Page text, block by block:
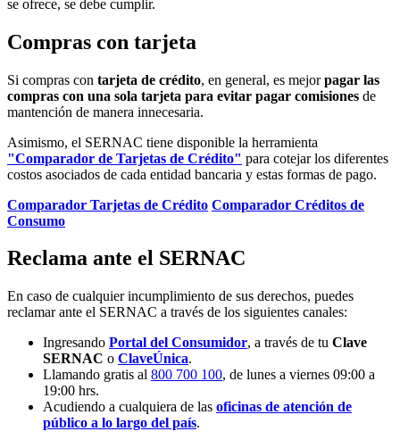
se ofrece, se debe cumplir.
Compras con tarjeta
Si compras con tarjeta de crédito, en general, es mejorpagar las
compras con una sola tarjeta para evitar pagar comisiones de
mantención de manera innecesaria.
Asimismo, el SERNAC tiene disponible la herramienta
"Comparador de Tarjetas de Crédito" para cotejar los diferentes
costos asociados de cada entidad bancaria y estas formas de pago.
Comparador Tarjetas de Crédito Comparador Créditos de
Consumo
Reclama ante el SERNAC
En caso de cualquier incumplimiento de sus derechos, puedes
reclamar ante el SERNAC a través de los siguientes canales:
Ingresando Portal del Consumidor, a través de tu Clave
SERNAC o ClaveÚnica.
Llamando gratis al 800 700 100, de lunes a viernes 09:00 a
19:00 hrs.
Acudiendo a cualquiera de las oficinas de atención de
público a lo largo del país.